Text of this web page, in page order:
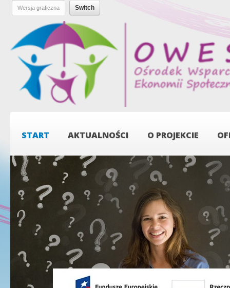
OWES -
Ośrodek
Wsparcia
Ekonomii
Społecznej
START AKTUALNOŚCI O PROJEKCIE